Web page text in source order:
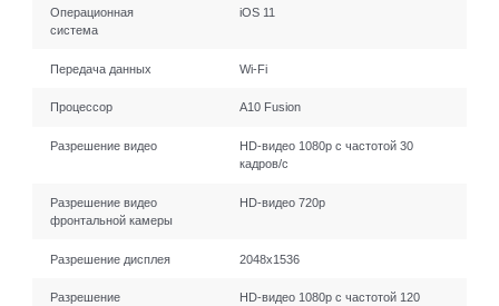
Операционная
система
iOS 11
Передача данных Wi-Fi
Процессор A10 Fusion
Разрешение видео
HD-видео 1080p с частотой 30
кадров/ с
Разрешение видео
фронтальной камеры
HD-видео 720p
Разрешение дисплея 2048x1536
Разрешение
HD-видео 1080р с частотой 120